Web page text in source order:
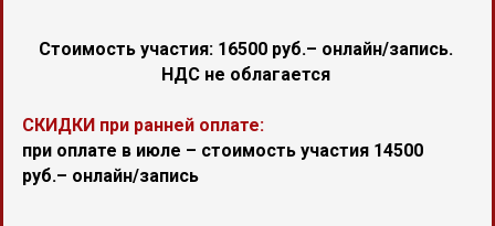
Стоимость участия: 16500 руб.– онлайн/запись.
НДС не облагается
СКИДКИ при ранней оплате:
при оплате в июле – стоимость участия 14500
руб.– онлайн/запись